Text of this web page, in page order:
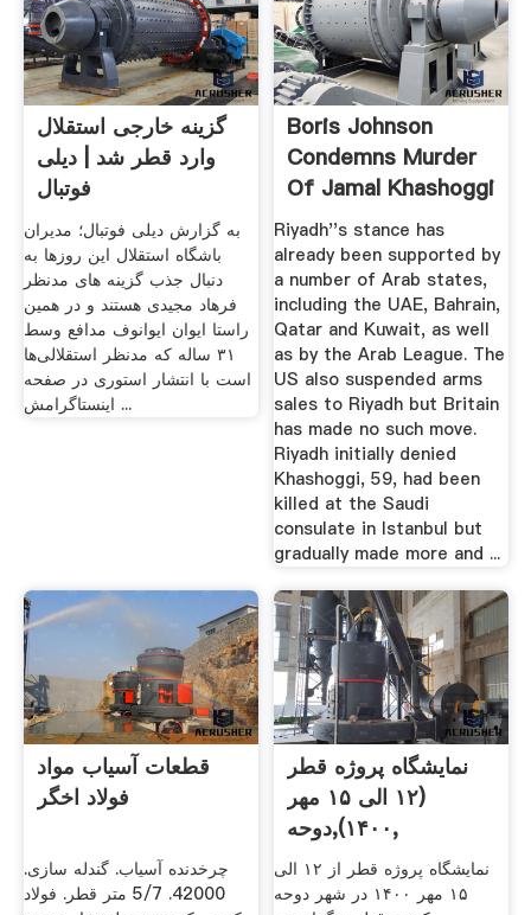
گزینه خارجی استقلال
وارد قطر شد | دیلی
فوتبال
به گزارش دیلی فوتبال؛ مدیران
باشگاه استقلال این روز‌ها به
دنبال جذب گزینه های مدنظر
فرهاد مجیدی هستند و در همین
راستا ایوان ایوانوف مدافع وسط
۳۱ ساله که مدنظر استقلالی‌ها
است با انتشار استوری در صفحه
اینستاگرامش ...
Boris Johnson
Condemns Murder
Of Jamal Khashoggi
Riyadh''s stance has
already been supported by
a number of Arab states,
including the UAE, Bahrain,
Qatar and Kuwait, as well
as by the Arab League. The
US also suspended arms
sales to Riyadh but Britain
has made no such move.
Riyadh initially denied
Khashoggi, 59, had been
killed at the Saudi
consulate in Istanbul but
gradually made more and ...
قطعات آسیاب مواد
فولاد اخگر
چرخ­دنده آسیاب. گندله سازی.
42000. 5/7 متر قطر. فولاد
نمایشگاه پروژه قطر
(۱۲ الی ۱۵ مهر
۱۴۰۰),دوحه,
نمایشگاه پروژه قطر از ۱۲ الی
۱۵ مهر ۱۴۰۰ در شهر دوحه